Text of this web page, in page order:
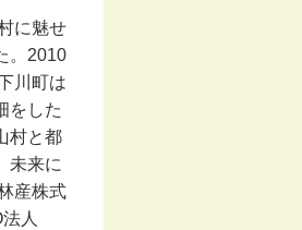
に魅せ
。2010
川町は
をした
村と都
未来に
産株式
法人